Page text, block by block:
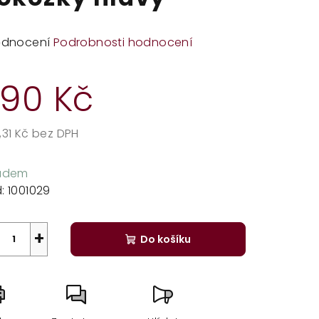
Podrobnosti hodnocení
Kč
Kč bez DPH
1001029
+ Do košíku